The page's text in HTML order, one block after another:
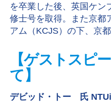
を卒業した後、英国ケン
修士号を取得。また京都
アム（KCJS）の下、京
【ゲストスピ
て】
デビッド・トー 氏